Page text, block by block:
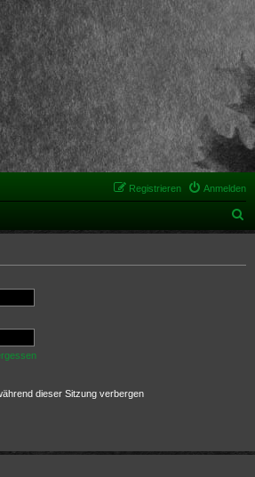
Anmelden
Registrieren
u
dieser Sitzung verbergen